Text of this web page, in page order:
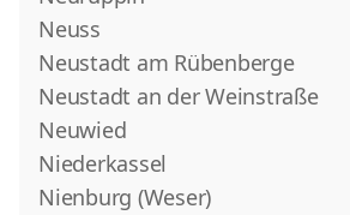
Neuss
Neustadt am Rübenberge
Neustadt an der Weinstraße
Neuwied
Niederkassel
Nienburg (Weser)